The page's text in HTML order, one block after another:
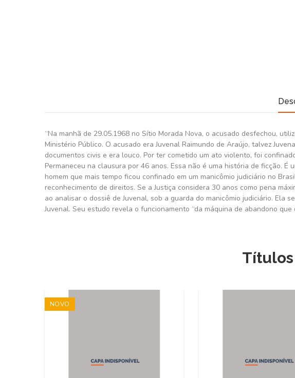
“Na manhã de 29.05.1968 no Sítio Morada Nova, o acusado desfechou,
Ministério Público. O acusado era Juvenal Raimundo de Araújo, talvez
documentos civis e era louco. Por ter cometido um ato violento, foi
Permaneceu na clausura por 46 anos. Essa não é uma história de ficção.
homem que mais tempo ficou confinado em um manicômio judiciário no
reconhecimento de direitos. Se a Justiça considera 30 anos como pena
ao analisar o dossiê de Juvenal, sob a guarda do manicômio judiciário.
Juvenal. Seu estudo revela o funcionamento “da máquina de abandono que
NOVO